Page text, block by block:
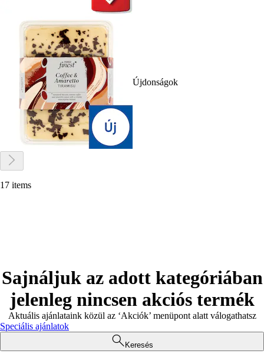
Újdonságok
17 items
Sajnáljuk az adott kategóriában
jelenleg nincsen akciós termék
Aktuális ajánlataink közül az ‘Akciók’ menüpont alatt válogathatsz
Speciális ajánlatok
Keresés